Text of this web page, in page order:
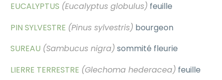
EUCALYPTUS (Eucalyptus globulus) feuille
PIN SYLVESTRE (Pinus sylvestris) bourgeon
SUREAU (Sambucus nigra) sommité fleurie
LIERRE TERRESTRE (Glechoma hederacea) feuille